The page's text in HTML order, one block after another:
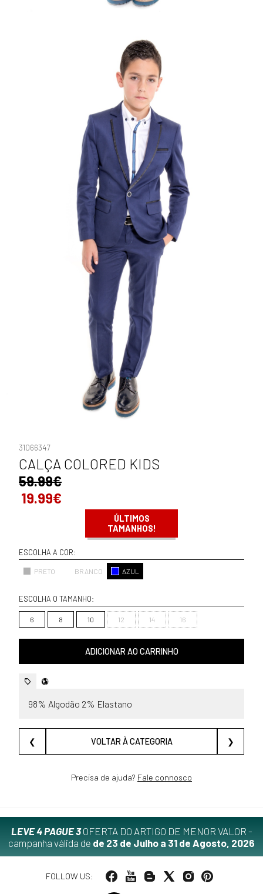
31066347
CALÇA COLORED KIDS
59.99€
19.99€
ÚLTIMOS
TAMANHOS!
ESCOLHA A COR:
PRETO BRANCO AZUL
ESCOLHA O TAMANHO:
6 8 10 12 14 16
ADICIONAR AO CARRINHO
98% Algodão 2% Elastano
❮ VOLTAR À CATEGORIA ❯
Precisa de ajuda? Fale connosco
LEVE 4 PAGUE 3OFERTA DO ARTIGO DE MENOR VALOR -
campanha válida de de 23 de Julho a 31 de Agosto, 2026
FOLLOW US: